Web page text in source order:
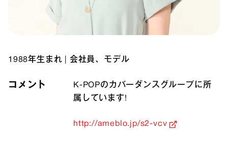
1988年生まれ 会社員、モデル
コメント
K-POPのカバーダンスグループに所
属しています!
http://ameblo.jp/s2-vcv